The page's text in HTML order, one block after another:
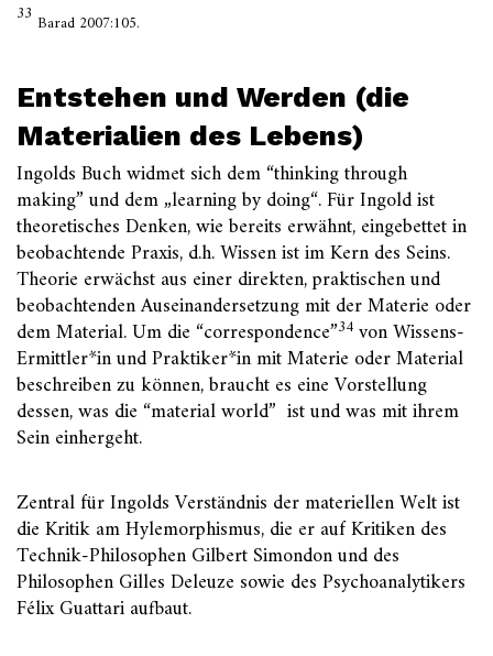
33 Barad 2007:105.
Entstehen und Werden (die
Materialien des Lebens)
Ingolds Buch widmet sich dem “thinking through
making” und dem „learning by doing“. Für Ingold ist
theoretisches Denken, wie bereits erwähnt, eingebettet in
beobachtende Praxis, d.h. Wissen ist im Kern des Seins.
Theorie erwächst aus einer direkten, praktischen und
beobachtenden Auseinandersetzung mit der Materie oder
dem Material. Um die “correspondence”34 von Wissens-
Ermittler*in und Praktiker*in mit Materie oder Material
beschreiben zu können, braucht es eine Vorstellung
dessen, was die “material world” ist und was mit ihrem
Sein einhergeht.
Zentral für Ingolds Verständnis der materiellen Welt ist
die Kritik am Hylemorphismus, die er auf Kritiken des
Technik-Philosophen Gilbert Simondon und des
Philosophen Gilles Deleuze sowie des Psychoanalytikers
Félix Guattari aufbaut.